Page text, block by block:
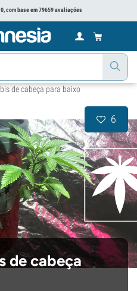
com base em 79659 avaliações
de cabeça para baixo
6
de cabeça